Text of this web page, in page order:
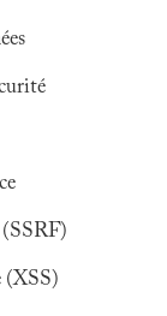
(SSRF)
(XSS)